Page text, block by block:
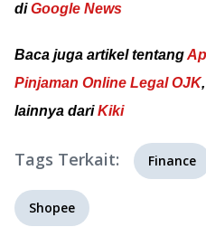
diGoogle News
Baca juga artikel tentang
Pinjaman Online Legal OJK
lainnya dariKiki
Tags Terkait: Finance
Shopee